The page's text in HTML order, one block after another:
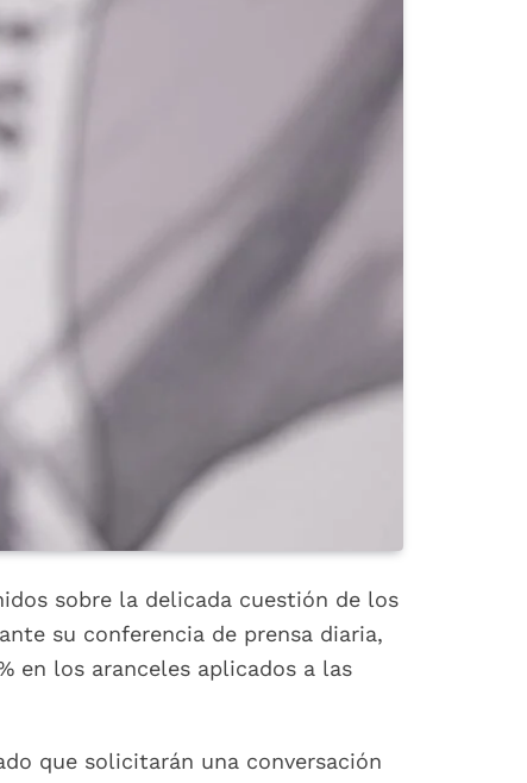
sobre la delicada cuestión de los
su conferencia de prensa diaria,
en los aranceles aplicados a las
que solicitarán una conversación